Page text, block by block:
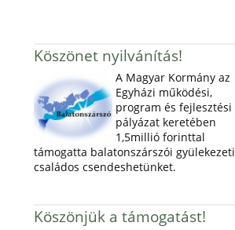
Köszönet nyilvánítás!
A Magyar Kormány az
Egyházi működési,
program és fejlesztési
pályázat keretében
1,5millió forinttal
támogatta balatonszárszói gyülekezeti
családos csendeshetünket.
Köszönjük a támogatást!